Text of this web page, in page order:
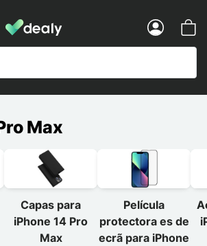
Dealy - Capas e acessórios para
Max
Capas para
iPhone 14 Pro
Max
Película
protectora es de
ecrã para iPhone